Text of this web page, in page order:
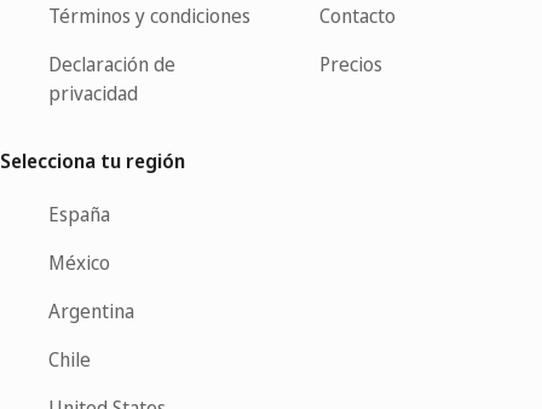
Términos y condiciones
Declaración de
privacidad
Contacto
Precios
Selecciona tu región
España
México
Argentina
Chile